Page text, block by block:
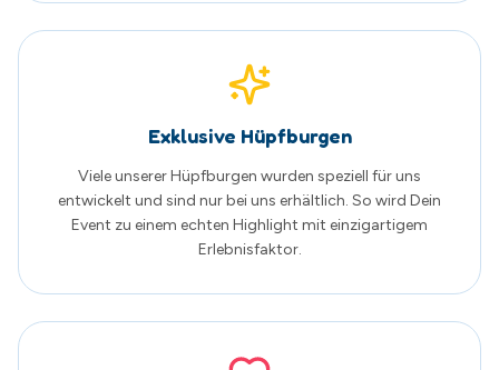
Familienunternehmen aus Schwerin
und Leidenschaft. Persönliche Beratung und zufriedene
Kunden stehen bei uns an erster Stelle.